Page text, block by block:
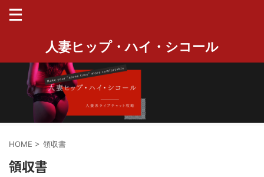
人妻ヒップ・ハイ・シコール
HOME > 領収書
領収書